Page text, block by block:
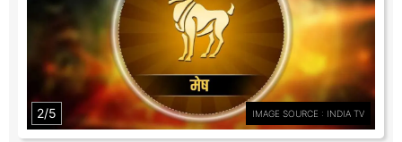
2/5 IMAGE SOURCE : INDIA TV